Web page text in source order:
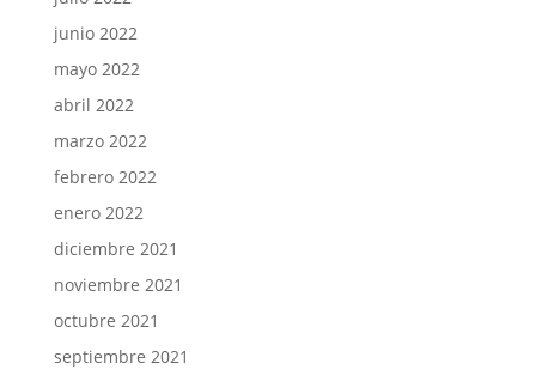
junio 2022
mayo 2022
abril 2022
marzo 2022
febrero 2022
enero 2022
diciembre 2021
noviembre 2021
octubre 2021
septiembre 2021